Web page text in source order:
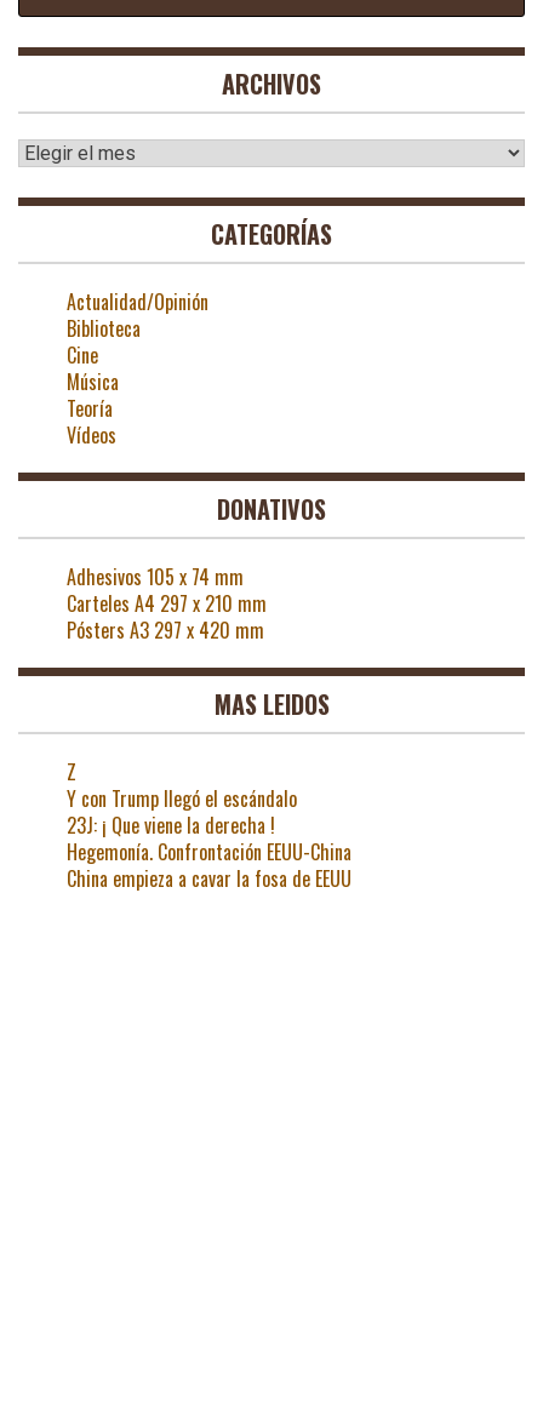
ARCHIVOS
Archivos
CATEGORÍAS
Actualidad/Opinión
Biblioteca
Cine
Música
Teoría
Vídeos
DONATIVOS
Adhesivos 105 x 74 mm
Carteles A4 297 x 210 mm
Pósters A3 297 x 420 mm
MAS LEIDOS
Z
Y con Trump llegó el escándalo
23J: ¡ Que viene la derecha !
Hegemonía. Confrontación EEUU-China
China empieza a cavar la fosa de EEUU